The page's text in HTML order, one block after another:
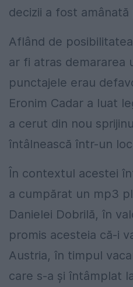
decizii a fost
Aflând de
ar fi atras demararea
punctajele erau
Eronim Cadar a luat
a cerut din nou
întâlnească într-un
În contextul acestei
a cumpărat un mp3
Danielei Dobrilă, în
promis acesteia că-i
Austria, în timpul
care s-a şi întâmplat